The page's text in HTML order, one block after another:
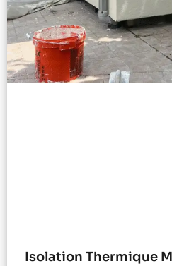
Isolation Thermique